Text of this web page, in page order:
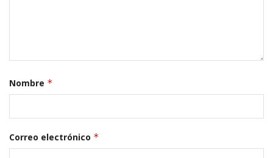
Nombre *
Correo electrónico *